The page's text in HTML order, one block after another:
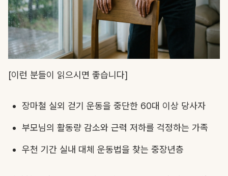
[이런 분들이 읽으시면 좋습니다]
장마철 실외 걷기 운동을 중단한 60대 이상 당사자
부모님의 활동량 감소와 근력 저하를 걱정하는 가족
우천 기간 실내 대체 운동법을 찾는 중장년층